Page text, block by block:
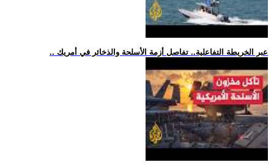
.. عبر الخريطة التفاعلية.. تفاصل أزمة الأسلحة والذخائر في أمريك